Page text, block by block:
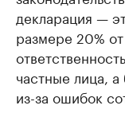
декларация —
размере 20%
частные лица,
из-за ошибок